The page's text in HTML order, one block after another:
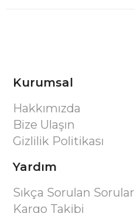
Kurumsal
Hakkımızda
Bize Ulaşın
Gizlilik Politikası
Yardım
Sıkça Sorulan Sorular
Kargo Takibi